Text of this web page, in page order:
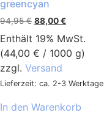
greencyan
94,95€ 88,00€
Enthält 19% MwSt.
(44,00 € / 1000 g)
zzgl. Versand
Lieferzeit: ca. 2-3 Werktage
In den Warenkorb